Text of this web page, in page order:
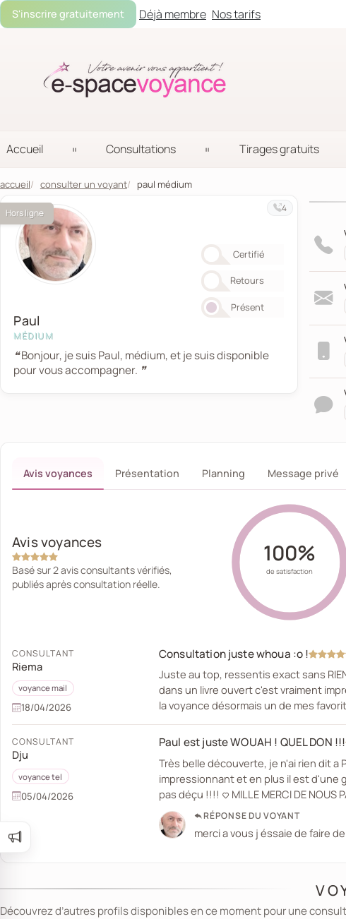
S'inscrire gratuitement Déjà membre Nos tarifs
Accueil Consultations Tirages gratuits
accueil consulter un voyant paul médium
Hors ligne 4
Certifié
Retours
Présent
Paul
MÉDIUM
❝ Bonjour, je suis Paul, médium, et je suis disponible
pour vous accompagner. ❞
Avis voyances Présentation Planning Message privé
Avis voyances
Basé sur 2 avis consultants vérifiés,
publiés après consultation réelle.
100%
de satisfaction
CONSULTANT
Riema
voyance mail
18/04/2026
Consultation juste whoua :o !
Juste au top, ressentis exact sans
dans un livre ouvert c'est vraiment
la voyance désormais un de mes
CONSULTANT
Dju
voyance tel
05/04/2026
Paul est juste WOUAH ! QUEL DON !!!
Très belle découverte, je n'ai rien dit
impressionnant et en plus il est d'une
pas déçu !!!! <3 MILLE MERCI DE NOUS
RÉPONSE DU VOYANT
merci a vous j éssaie de faire
Découvrez d’autres profils disponibles en ce moment pour une